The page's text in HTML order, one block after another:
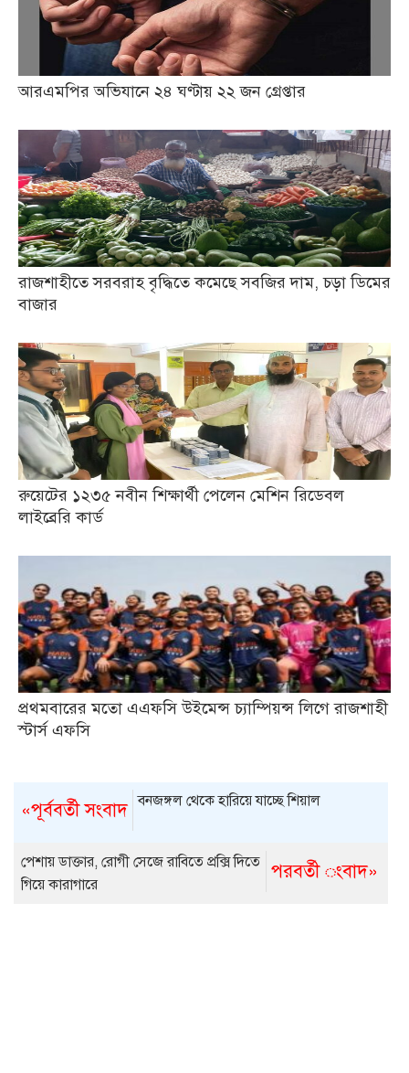
আরএমপির অভিযানে ২৪ ঘণ্টায় ২২ জন গ্রেপ্তার
রাজশাহীতে সরবরাহ বৃদ্ধিতে কমেছে সবজির দাম, চড়া ডিমের
বাজার
রুয়েটের ১২৩৫ নবীন শিক্ষার্থী পেলেন মেশিন রিডেবল
লাইব্রেরি কার্ড
প্রথমবারের মতো এএফসি উইমেন্স চ্যাম্পিয়ন্স লিগে রাজশাহী
স্টার্স এফসি
«পূর্ববর্তী সংবাদ বনজঙ্গল থেকে হারিয়ে যাচ্ছে শিয়াল
পরবর্তী ংবাদ»
পেশায় ডাক্তার, রোগী সেজে রাবিতে প্রক্সি দিতে
গিয়ে কারাগারে